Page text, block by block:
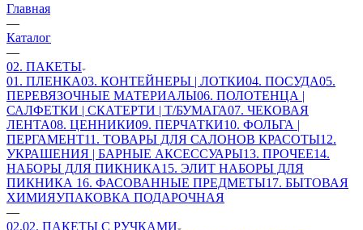
Главная
—
Каталог
—
02. ПАКЕТЫ
01. ПЛЕНКА03. КОНТЕЙНЕРЫ | ЛОТКИ04. ПОСУДА05.
ПЕРЕВЯЗОЧНЫЕ МАТЕРИАЛЫ06. ПОЛОТЕНЦА |
САЛФЕТКИ | СКАТЕРТИ | Т/БУМАГА07. ЧЕКОВАЯ
ЛЕНТА08. ЦЕННИКИ09. ПЕРЧАТКИ10. ФОЛЬГА |
ПЕРГАМЕНТ11. ТОВАРЫ ДЛЯ САЛОНОВ КРАСОТЫ12.
УКРАШЕНИЯ | БАРНЫЕ АКСЕССУАРЫ13. ПРОЧЕЕ14.
НАБОРЫ ДЛЯ ПИКНИКА15. ЭЛИТ НАБОРЫ ДЛЯ
ПИКНИКА 16. ФАСОВАННЫЕ ПРЕДМЕТЫ17. БЫТОВАЯ
ХИМИЯУПАКОВКА ПОДАРОЧНАЯ
—
02.02. ПАКЕТЫ С РУЧКАМИ